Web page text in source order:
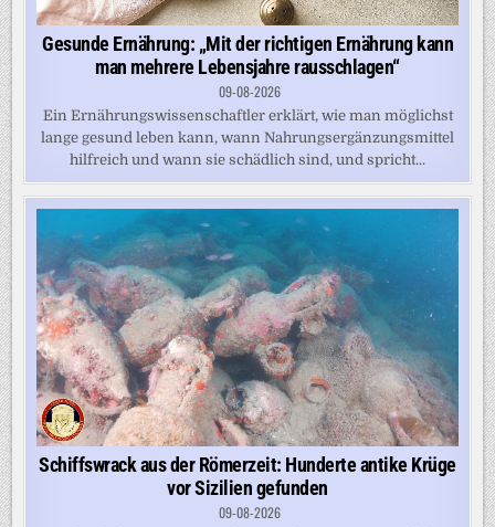
Gesunde Ernährung: „Mit der richtigen Ernährung kann
man mehrere Lebensjahre rausschlagen“
09-08-2026
Ein Ernährungswissenschaftler erklärt, wie man möglichst
lange gesund leben kann, wann Nahrungsergänzungsmittel
hilfreich und wann sie schädlich sind, und spricht...
Schiffswrack aus der Römerzeit: Hunderte antike Krüge
vor Sizilien gefunden
09-08-2026